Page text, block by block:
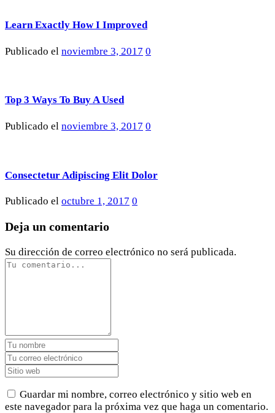
Learn Exactly How I Improved
Publicado el noviembre 3, 2017 0
Top 3 Ways To Buy A Used
Publicado el noviembre 3, 2017 0
Consectetur Adipiscing Elit Dolor
Publicado el octubre 1, 2017 0
Deja un comentario
Su dirección de correo electrónico no será publicada.
Guardar mi nombre, correo electrónico y sitio web en
este navegador para la próxima vez que haga un comentario.